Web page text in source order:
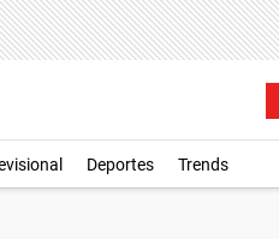
Deportes Trends